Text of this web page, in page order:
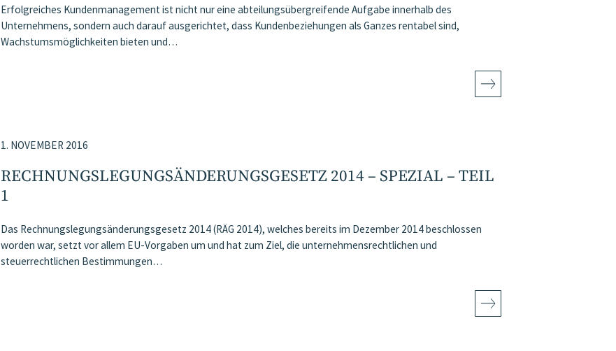
Erfolgreiches Kundenmanagement ist nicht nur eine abteilungsübergreifende Aufgabe innerhalb des
Unternehmens, sondern auch darauf ausgerichtet, dass Kundenbeziehungen als Ganzes rentabel sind,
Wachstumsmöglichkeiten bieten und…
1. NOVEMBER 2016
RECHNUNGSLEGUNGSÄNDERUNGS­GESETZ 2014 – SPEZIAL – TEIL
1
Das Rechnungslegungsänderungsgesetz 2014 (RÄG 2014), welches bereits im Dezember 2014 beschlossen
worden war, setzt vor allem EU-Vorgaben um und hat zum Ziel, die unternehmensrechtlichen und
steuerrechtlichen Bestimmungen…